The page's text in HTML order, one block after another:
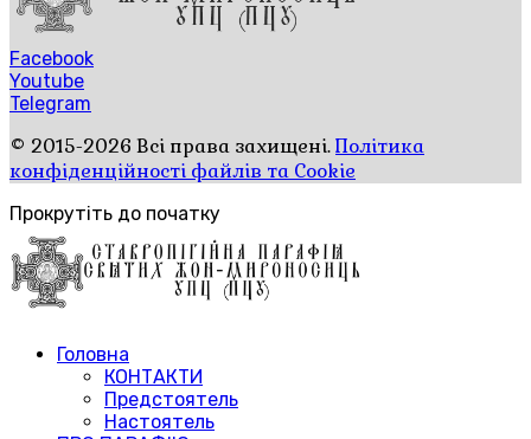
Facebook
Youtube
Telegram
© 2015-2026 Всі права захищені.Політика
конфіденційності файлів та Cookie
Прокрутіть до початку
Головна
КОНТАКТИ
Предстоятель
Настоятель